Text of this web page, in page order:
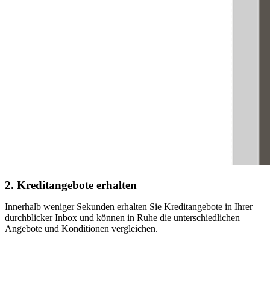
2. Kreditangebote erhalten
Innerhalb weniger Sekunden erhalten Sie Kreditangebote in Ihrer
durchblicker Inbox und können in Ruhe die unterschiedlichen
Angebote und Konditionen vergleichen.